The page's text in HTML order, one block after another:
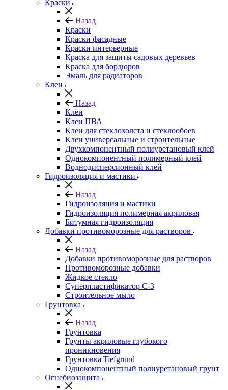
Краски
Назад
Краски
Краски фасадные
Краски интерьерные
Краска для защиты садовых деревьев
⁠Краска для бордюров
Эмаль для радиаторов
Клеи
Назад
Клеи
Клеи ПВА
Клеи для стеклохолста и стеклообоев
Клеи универсальные и строительные
Двухкомпонентный полиуретановый клей
Однокомпонентный полимерный клей
Воднодисперсионный клей
Гидроизоляция и мастики
Назад
Гидроизоляция и мастики
Гидроизоляция полимерная акриловая
Битумная гидроизоляция
Добавки противоморозные для растворов
Назад
Добавки противоморозные для растворов
Противоморозные добавки
Жидкое стекло
Суперпластификатор С-3
Строительное мыло
Грунтовка
Назад
Грунтовка
Грунты акриловые глубокого
проникновения
Грунтовка Tiefgrund
Однокомпонентный полиуретановый грунт
Огнебиозащита